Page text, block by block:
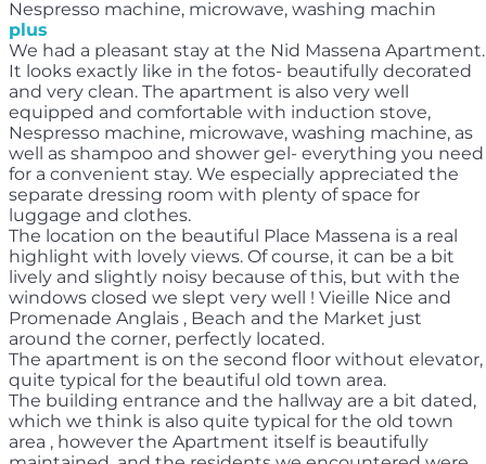
Nespresso machine, microwave, washing machin
plus
We had a pleasant stay at the Nid Massena Apartment.
It looks exactly like in the fotos- beautifully decorated
and very clean. The apartment is also very well
equipped and comfortable with induction stove,
Nespresso machine, microwave, washing machine, as
well as shampoo and shower gel- everything you need
for a convenient stay. We especially appreciated the
separate dressing room with plenty of space for
luggage and clothes.
The location on the beautiful Place Massena is a real
highlight with lovely views. Of course, it can be a bit
lively and slightly noisy because of this, but with the
windows closed we slept very well ! Vieille Nice and
Promenade Anglais , Beach and the Market just
around the corner, perfectly located.
The apartment is on the second floor without elevator,
quite typical for the beautiful old town area.
The building entrance and the hallway are a bit dated,
which we think is also quite typical for the old town
area , however the Apartment itself is beautifully